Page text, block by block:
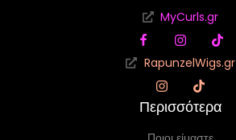
MyCurls.gr
RapunzelWigs.gr
Περισσότερα